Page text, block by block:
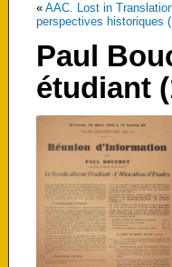
« AAC. Lost in
perspectives historiques
Paul
étudiant